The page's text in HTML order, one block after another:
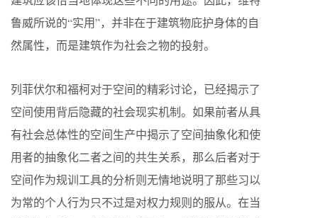
鲁威所说的“实用”，并非在于建筑物庇护身体的自
然属性，而是建筑作为社会之物的投射。
列菲伏尔和福柯对于空间的精彩讨论，已经揭示了
空间使用背后隐藏的社会现实机制。如果前者从具
有社会总体性的空间生产中揭示了空间抽象化和使
用者的抽象化二者之间的共生关系，那么后者对于
空间作为规训工具的分析则无情地说明了那些习以
为常的个人行为只不过是对权力规则的服从。在当